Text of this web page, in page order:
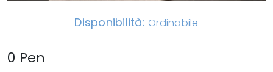
Disponibilità: Ordinabile
0 Pen